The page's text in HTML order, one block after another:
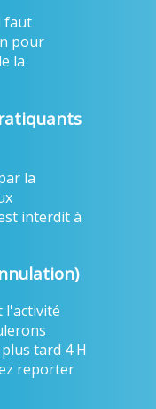
faut
pour
la
la
interdit à
l'activité
tard 4 H
reporter